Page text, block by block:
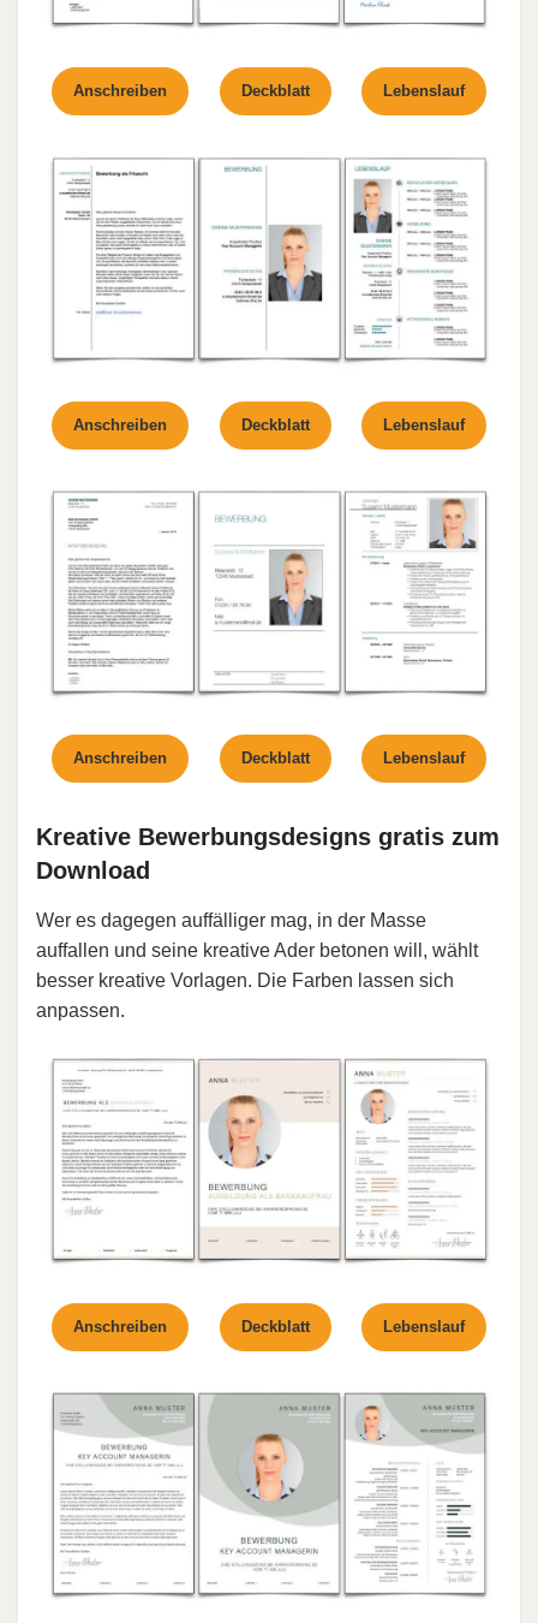
Anschreiben Deckblatt Lebenslauf
Anschreiben Deckblatt Lebenslauf
Anschreiben Deckblatt Lebenslauf
Kreative Bewerbungsdesigns gratis zum
Download
Wer es dagegen auffälliger mag, in der Masse
auffallen und seine kreative Ader betonen will, wählt
besser kreative Vorlagen. Die Farben lassen sich
anpassen.
Anschreiben Deckblatt Lebenslauf